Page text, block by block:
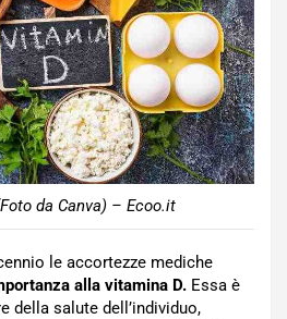
da Canva) – Ecoo.it
le accortezze mediche
alla vitamina D. Essa è
della salute dell’individuo,